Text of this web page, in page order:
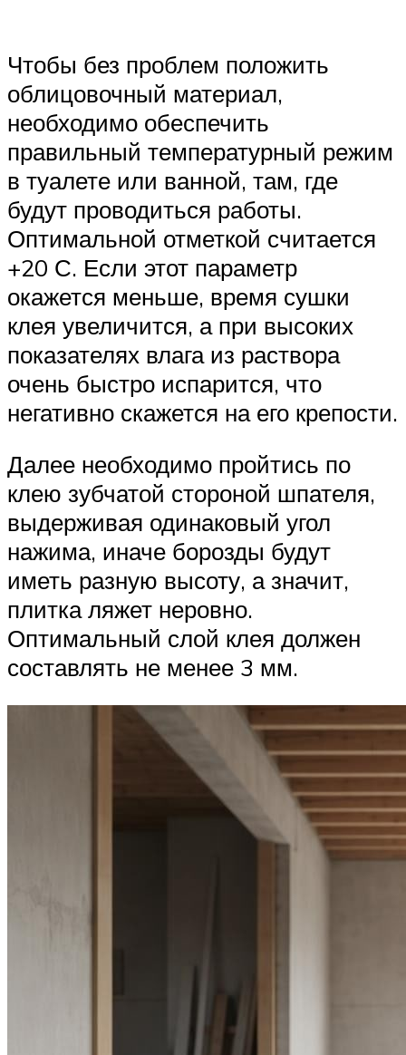
Чтобы без проблем положить
облицовочный материал,
необходимо обеспечить
правильный температурный режим
в туалете или ванной, там, где
будут проводиться работы.
Оптимальной отметкой считается
+20 С. Если этот параметр
окажется меньше, время сушки
клея увеличится, а при высоких
показателях влага из раствора
очень быстро испарится, что
негативно скажется на его крепости.
Далее необходимо пройтись по
клею зубчатой стороной шпателя,
выдерживая одинаковый угол
нажима, иначе борозды будут
иметь разную высоту, а значит,
плитка ляжет неровно.
Оптимальный слой клея должен
составлять не менее 3 мм.